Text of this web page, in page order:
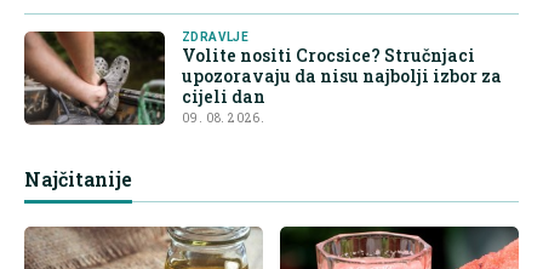
ZDRAVLJE
Volite nositi Crocsice? Stručnjaci
upozoravaju da nisu najbolji izbor za
cijeli dan
09. 08. 2026.
Najčitanije